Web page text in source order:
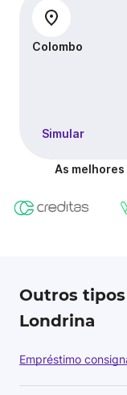
Colombo
Simular
As
Outros
Londrina
Empréstimo